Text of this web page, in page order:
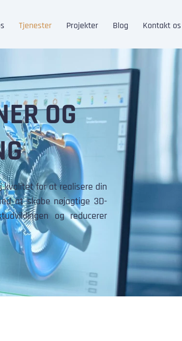
Tjenester Projekter Blog Kontakt os
OG
kvalitet for at realisere din
at skabe nøjagtige 3D-
og reducerer